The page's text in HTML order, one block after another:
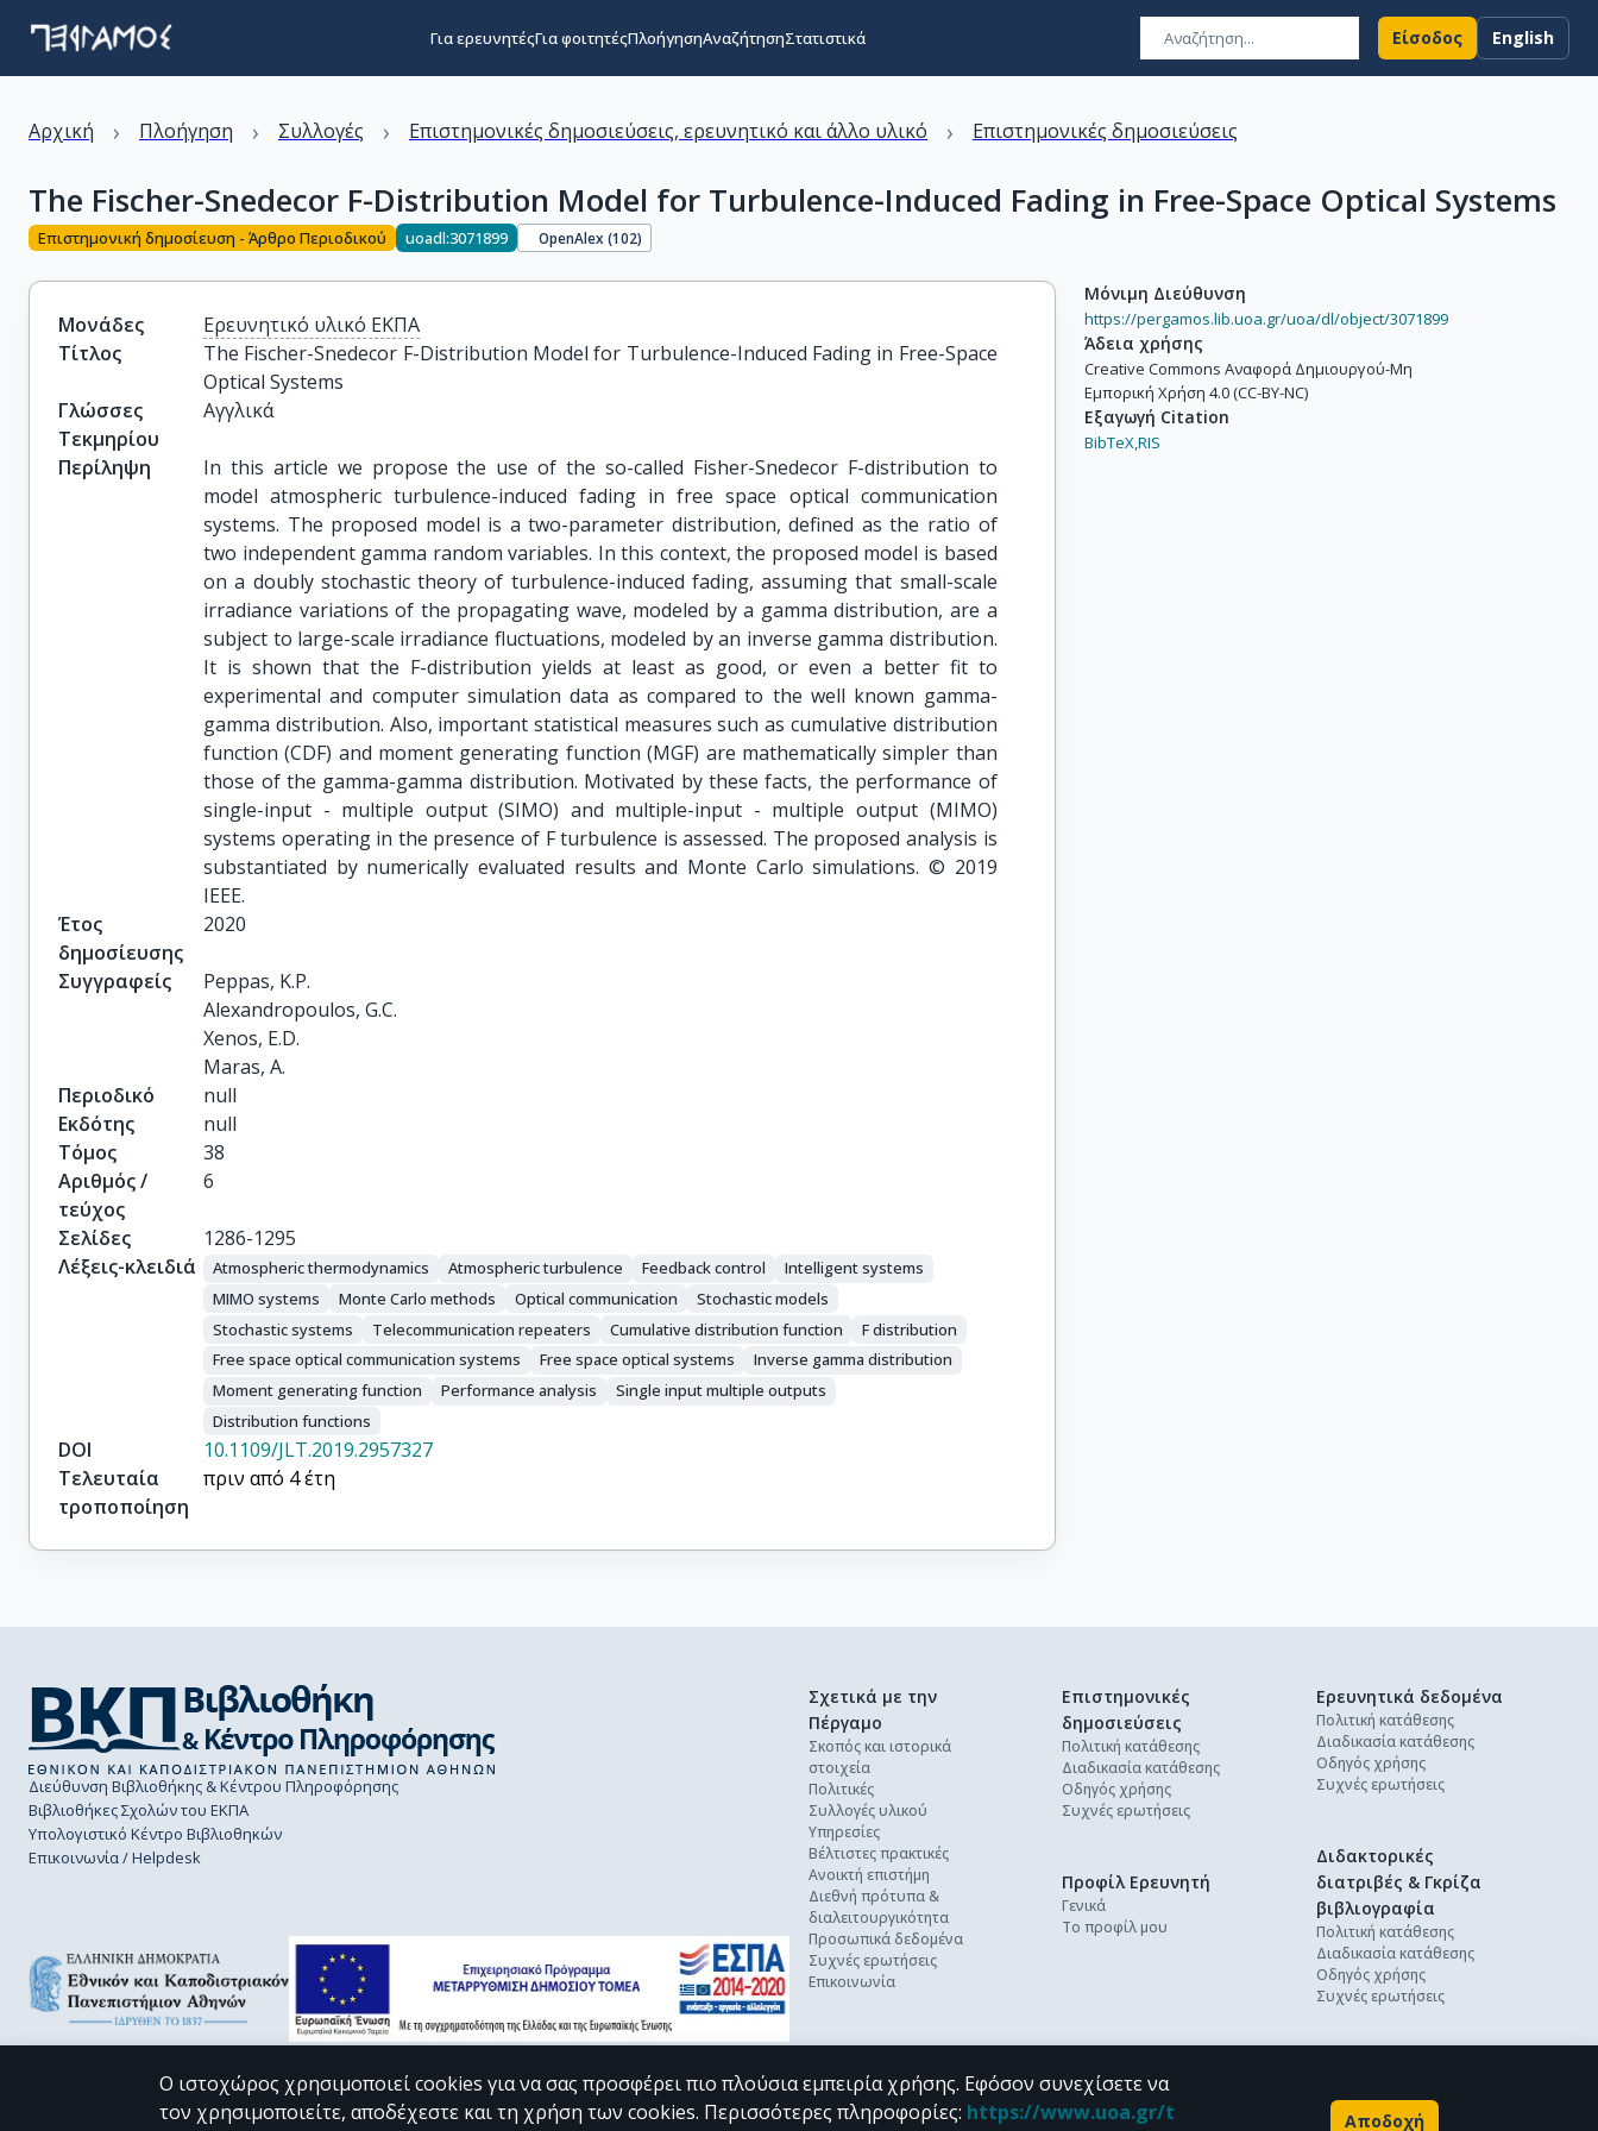
Για ερευνητέςΓια φοιτητέςΠλοήγησηΑναζήτησηΣτατιστικά Είσοδος English
Αρχική › Πλοήγηση › Συλλογές › Επιστημονικές δημοσιεύσεις, ερευνητικό και άλλο υλικό › Επιστημονικές δημοσιεύσεις
The Fischer-Snedecor F-Distribution Model for Turbulence-Induced Fading in Free-Space Optical Systems
Επιστημονική δημοσίευση - Άρθρο Περιοδικού uoadl:3071899 OpenAlex (102)
Μονάδες
Ερευνητικό υλικό ΕΚΠΑ
Τίτλος
The Fischer-Snedecor F-Distribution Model for Turbulence-Induced Fading in Free-Space
Optical Systems
Γλώσσες
Τεκμηρίου
Αγγλικά
Περίληψη
In this article we propose the use of the so-called Fisher-Snedecor F-distribution to
model atmospheric turbulence-induced fading in free space optical communication
systems. The proposed model is a two-parameter distribution, defined as the ratio of
two independent gamma random variables. In this context, the proposed model is based
on a doubly stochastic theory of turbulence-induced fading, assuming that small-scale
irradiance variations of the propagating wave, modeled by a gamma distribution, are a
subject to large-scale irradiance fluctuations, modeled by an inverse gamma distribution.
It is shown that the F-distribution yields at least as good, or even a better fit to
experimental and computer simulation data as compared to the well known gamma-
gamma distribution. Also, important statistical measures such as cumulative distribution
function (CDF) and moment generating function (MGF) are mathematically simpler than
those of the gamma-gamma distribution. Motivated by these facts, the performance of
single-input - multiple output (SIMO) and multiple-input - multiple output (MIMO)
systems operating in the presence of F turbulence is assessed. The proposed analysis is
substantiated by numerically evaluated results and Monte Carlo simulations. © 2019
IEEE.
Έτος
δημοσίευσης
2020
Συγγραφείς
Peppas, K.P.
Alexandropoulos, G.C.
Xenos, E.D.
Maras, A.
Περιοδικό
null
Εκδότης
null
Τόμος
38
Αριθμός /
τεύχος
6
Σελίδες
1286-1295
Λέξεις-κλειδιά
Atmospheric thermodynamics Atmospheric turbulence Feedback control
Intelligent systems
MIMO systems
Monte Carlo methods Optical communication
Stochastic models
Stochastic systems
Telecommunication repeaters Cumulative distribution function
F distribution
Free space optical communication systems
Free space optical systems
Inverse gamma distribution
Moment generating function
Performance analysis
Single input multiple outputs
Distribution functions
DOI
10.1109/JLT.2019.2957327
Τελευταία
τροποποίηση
πριν από 4 έτη
Μόνιμη Διεύθυνση
https://pergamos.lib.uoa.gr/uoa/dl/object/3071899
Άδεια χρήσης
Creative Commons Αναφορά Δημιουργού-Μη
Εμπορική Χρήση 4.0 (CC-BY-NC)
Εξαγωγή Citation
BibTeX,RIS
Διεύθυνση Βιβλιοθήκης & Κέντρου Πληροφόρησης
Βιβλιοθήκες Σχολών του ΕΚΠΑ
Υπολογιστικό Κέντρο Βιβλιοθηκών
Επικοινωνία / Helpdesk
Σχετικά με την
Πέργαμο
Σκοπός και ιστορικά
στοιχεία
Πολιτικές
Συλλογές υλικού
Υπηρεσίες
Βέλτιστες πρακτικές
Ανοικτή επιστήμη
Διεθνή πρότυπα &
διαλειτουργικότητα
Προσωπικά δεδομένα
Συχνές ερωτήσεις
Επικοινωνία
Επιστημονικές
δημοσιεύσεις
Πολιτική κατάθεσης
Διαδικασία κατάθεσης
Οδηγός χρήσης
Συχνές ερωτήσεις
Ερευνητικά δεδομένα
Πολιτική κατάθεσης
Διαδικασία κατάθεσης
Οδηγός χρήσης
Συχνές ερωτήσεις
Διδακτορικές
διατριβές & Γκρίζα
βιβλιογραφία
Πολιτική κατάθεσης
Διαδικασία κατάθεσης
Οδηγός χρήσης
Συχνές ερωτήσεις
Προφίλ Ερευνητή
Γενικά
Το προφίλ μου
Ο ιστοχώρος χρησιμοποιεί cookies για να σας προσφέρει πιο πλούσια εμπειρία χρήσης. Εφόσον συνεχίσετε να
τον χρησιμοποιείτε, αποδέχεστε και τη χρήση των cookies. Περισσότερες πληροφορίες: https://www.uoa.gr/t
Αποδοχή